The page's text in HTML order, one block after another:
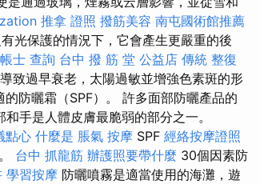
推拿 證照 撥筋美容 南屯國術館推薦
光保護的情況下，它會產生更嚴重的後
士 查詢 台中 撥 筋 堂 公益店 傳統 整復
致過早衰老，太陽過敏並增強色素斑的形
防曬霜（SPF）。 許多面部防曬產品的
手是人體皮膚最脆弱的部分之一。
點心 什麼是 脹氣 按摩 SPF 經絡按摩證照
台中 抓龍筋 辦護照要帶什麼 30個因素防
學習按摩 防曬噴霧是適當使用的海灘，遊